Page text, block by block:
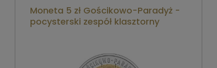
Moneta 5 zł Gościkowo-Paradyż -
pocysterski zespół klasztorny